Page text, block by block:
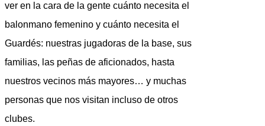
ver en la cara de la gente cuánto necesita el
balonmano femenino y cuánto necesita el
Guardés: nuestras jugadoras de la base, sus
familias, las peñas de aficionados, hasta
nuestros vecinos más mayores… y muchas
personas que nos visitan incluso de otros
clubes.